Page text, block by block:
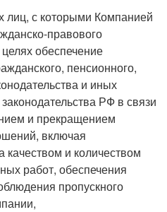
лиц, с которыми Компанией
правового
обеспечение
пенсионного,
и иных
РФ в связи
и прекращением
включая
качеством и количеством
работ, обеспечения
пропускного